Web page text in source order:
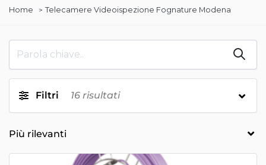
Home Telecamere Videoispezione Fognature Modena
Filtri 16 risultati